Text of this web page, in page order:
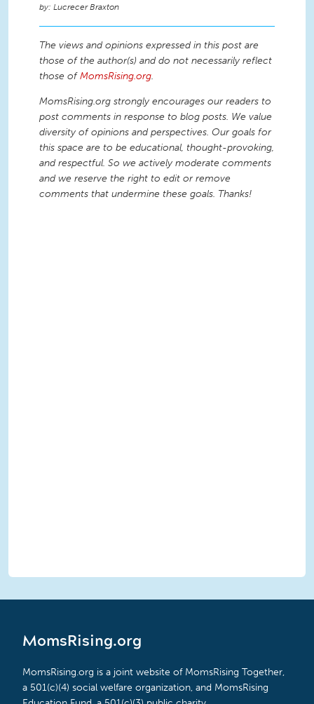
Lucrecer Braxton
The views and opinions expressed in this post are
those of the author(s) and do not necessarily reflect
those ofMomsRising.org.
MomsRising.org strongly encourages our readers to
post comments in response to blog posts. We value
diversity of opinions and perspectives. Our goals for
this space are to be educational, thought-provoking,
and respectful. So we actively moderate comments
and we reserve the right to edit or remove
comments that undermine these goals. Thanks!
MomsRising.org
MomsRising.org is a joint website of MomsRising Together,
a 501(c)(4) social welfare organization, and MomsRising